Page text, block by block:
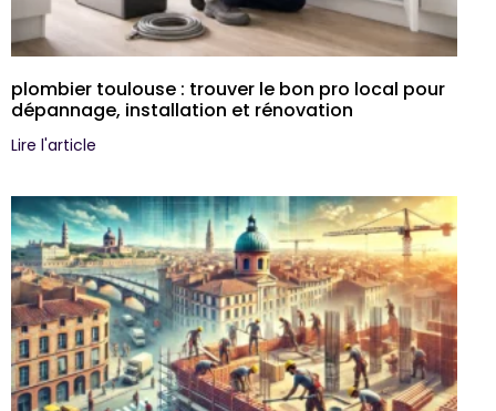
plombier toulouse : trouver le bon pro local pour
dépannage, installation et rénovation
Lire l'article